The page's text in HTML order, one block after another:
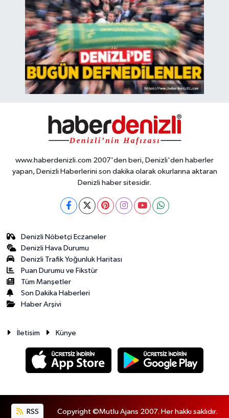
www.haberdenizli.com 2007'den beri, Denizli'den haberler
yapan, Denizli Haberlerini son dakika olarak okurlarına aktaran
Denizli haber sitesidir.
Denizli Nöbetçi Eczaneler
Denizli Hava Durumu
Denizli Trafik Yoğunluk Haritası
Puan Durumu ve Fikstür
Tüm Manşetler
Son Dakika Haberleri
Haber Arşivi
İletisim Künye
RSS Copyright ©Mutlu Ajans 2007. Her hakkı saklıdır.